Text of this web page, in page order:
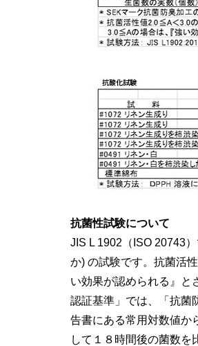
抗菌性試験について
JIS L 1902（ISO 20743
か) の試験です。抗菌活
い効果が認められる』と
認証基準」では、「抗菌
告書にある常用対数値か
して１８時間後の菌数